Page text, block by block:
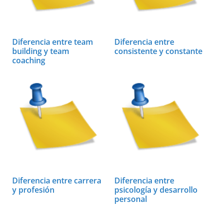
Diferencia entre team
building y team
coaching
Diferencia entre
consistente y constante
Diferencia entre carrera
y profesión
Diferencia entre
psicología y desarrollo
personal